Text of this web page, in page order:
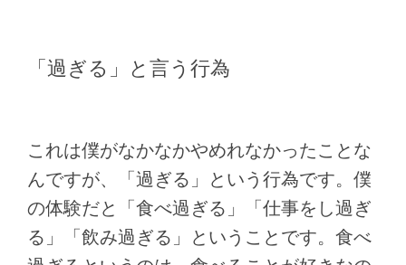
「過ぎる」と言う行為
これは僕がなかなかやめれなかったことな
んですが、「過ぎる」という行為です。僕
の体験だと「食べ過ぎる」「仕事をし過ぎ
る」「飲み過ぎる」ということです。食べ